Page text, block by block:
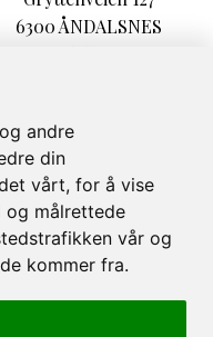
andre
din
vårt, for å vise
og målrettede
vår og
kommer fra.
6300 ÅNDALSNES
© 2026